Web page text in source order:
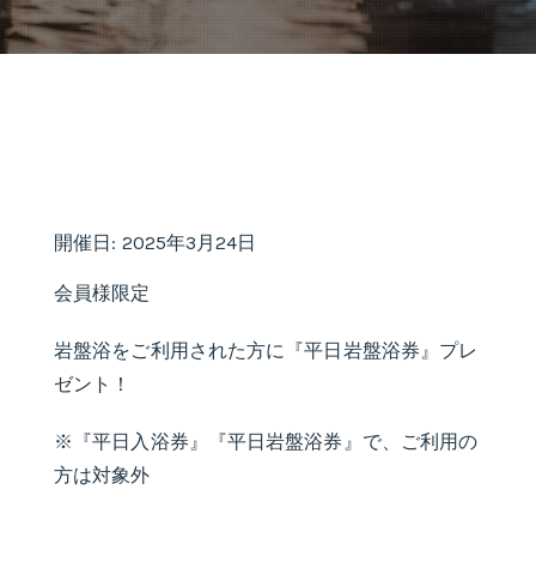
開催日: 2025年3月24日
会員様限定
岩盤浴をご利用された方に『平日岩盤浴券』プレ
ゼント！
※『平日入浴券』『平日岩盤浴券』で、ご利用の
方は対象外